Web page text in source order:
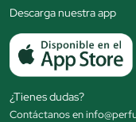
Descarga nuestra app
¿Tienes dudas?
Contáctanos en